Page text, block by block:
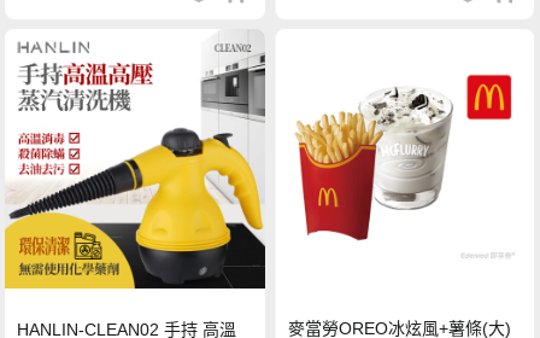
HANLIN-CLEAN02 手持 高溫 麥當勞OREO冰炫風+薯條(大)